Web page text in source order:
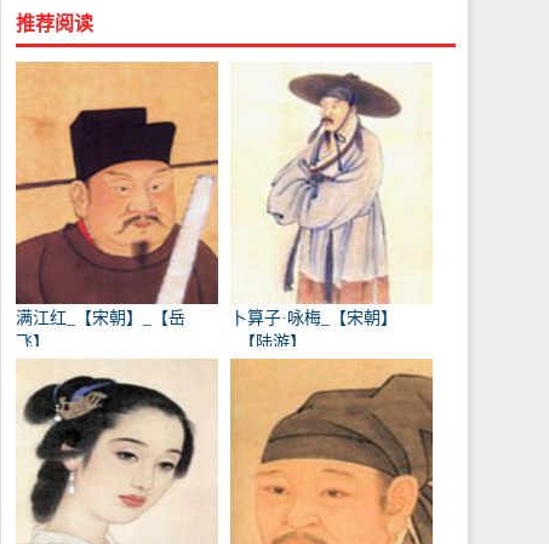
推荐阅读
满江红_【宋朝】_【岳
飞】
卜算子·咏梅_【宋朝】
_【陆游】